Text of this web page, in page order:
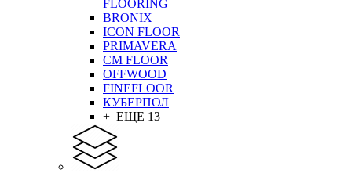
FLOORING
BRONIX
ICON FLOOR
PRIMAVERA
CM FLOOR
OFFWOOD
FINEFLOOR
КУБЕРПОЛ
+ ЕЩЕ 13